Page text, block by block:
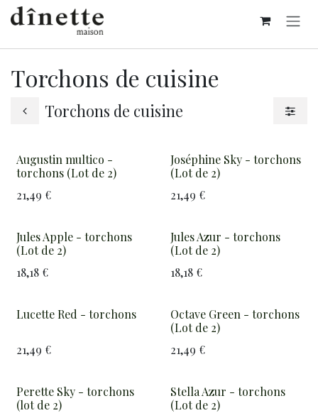
Se rendre au contenu
Torchons de cuisine
Torchons de cuisine
Augustin multico -
torchons (Lot de 2)
21,49 €
Joséphine Sky - torchons
(Lot de 2)
21,49 €
Jules Apple - torchons
(Lot de 2)
18,18 €
Jules Azur - torchons
(Lot de 2)
18,18€
Lucette Red - torchons
21,49 €
Octave Green - torchons
(Lot de 2)
21,49 €
Perette Sky - torchons
(lot de 2)
Stella Azur - torchons
(Lot de 2)